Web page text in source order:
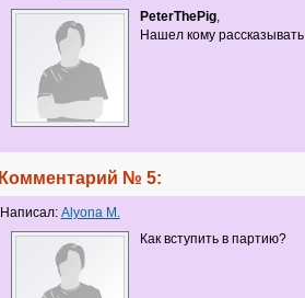
PeterThePig,
Нашел кому рассказывать
Комментарий № 5:
Написал: Alyona M.
Как вступить в партию?